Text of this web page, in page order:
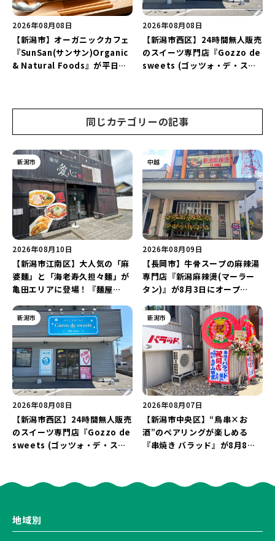
2026年08月08日
【新潟市】オーガニックカフェ
『SunSan(サンサン)Organic
& Natural Foods』が平日ラ
レートランチ」を実食レポート
2026年08月08日
【新潟市西区】24時間無人販売
のスイーツ専門店『Gozzo de
sweets (ゴッツォ・デ・スイ
同じカテゴリーの記事
新潟市
2026年08月10日
【新潟市江南区】大人気の「麻
婆麺」と「海老寿久担々麺」が
亀田エリアに登場！『麺屋
プン予定♪
中越
2026年08月09日
【長岡市】牛骨スープの麻辣湯
専門店『新潟麻辣燙(マーラー
タン)』が8月3日にオープ
キャンペーンを実施中♪
新潟市
2026年08月08日
【新潟市西区】24時間無人販売
のスイーツ専門店『Gozzo de
sweets (ゴッツォ・デ・スイ
継続！
新潟市
2026年08月07日
【新潟市中央区】“鳥串×お
酒”のペアリングが楽しめる
『串焼き バラッド』が8月8日
地域別